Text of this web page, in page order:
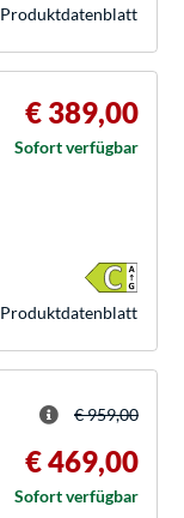
Produkt­datenblatt
€ 389,00
Sofort verfügbar
Produkt­datenblatt
€ 959,00
€ 469,00
Sofort verfügbar